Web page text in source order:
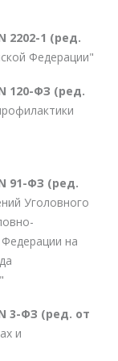
2202-1 (ред.
Федерации"
120-ФЗ (ред.
91-ФЗ (ред.
Уголовного
на
3-ФЗ (ред. от
и